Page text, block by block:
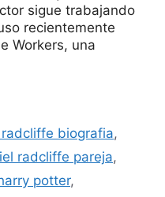
sigue trabajando
recientemente
Workers, una
biografia,
radcliffe pareja,
potter,